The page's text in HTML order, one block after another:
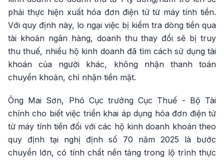
phải thực hiện xuất hóa đơn điện tử từ máy tính tiền.
Với quy định này, lo ngại việc bị kiểm tra dòng tiền qua
tài khoản ngân hàng, doanh thu thay đổi sẽ bị truy
thu thuế, nhiều hộ kinh doanh đã tìm cách sử dụng tài
khoán của người khác, không nhận thanh toán
chuyển khoản, chỉ nhận tiền mặt.
Ông Mai Sơn, Phó Cục trưởng Cục Thuế - Bộ Tài
chính cho biết việc triển khai áp dụng hóa đơn điện tử
từ máy tính tiền đối với các hộ kinh doanh khoán theo
quy định tại nghị định số 70 năm 2025 là bước
chuyển lớn, có tính chất nền tảng trong lộ trình thực